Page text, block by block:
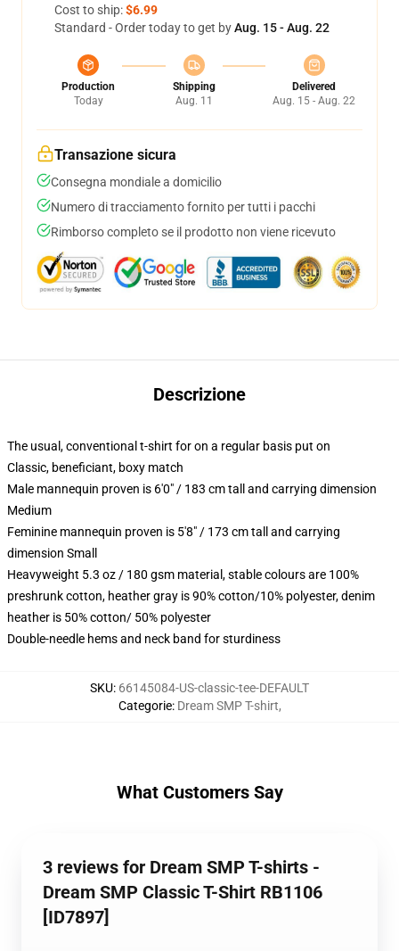
Cost to ship:$6.99
Standard - Order today to get byAug. 15 - Aug. 22
Production
Today
Shipping
Aug. 11
Delivered
Aug. 15 - Aug. 22
Transazione sicura
Consegna mondiale a domicilio
Numero di tracciamento fornito per tutti i pacchi
Rimborso completo se il prodotto non viene ricevuto
Descrizione
The usual, conventional t-shirt for on a regular basis put on
Classic, beneficiant, boxy match
Male mannequin proven is 6'0" / 183 cm tall and carrying dimension
Medium
Feminine mannequin proven is 5'8" / 173 cm tall and carrying
dimension Small
Heavyweight 5.3 oz / 180 gsm material, stable colours are 100%
preshrunk cotton, heather gray is 90% cotton/10% polyester, denim
heather is 50% cotton/ 50% polyester
Double-needle hems and neck band for sturdiness
SKU: 66145084-US-classic-tee-DEFAULT
Categorie: Dream SMP T-shirt,
What Customers Say
3 reviews for Dream SMP T-shirts -
Dream SMP Classic T-Shirt RB1106
[ID7897]